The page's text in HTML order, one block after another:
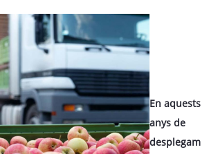
En aquests
anys de
desplegam